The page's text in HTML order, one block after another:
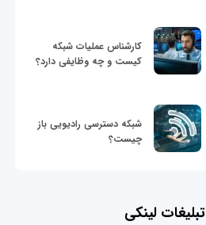
کارشناس عملیات شبکه
کیست و چه وظایفی دارد؟
شبکه دسترسی رادیویی باز
چیست؟
تبلیغات لینکی